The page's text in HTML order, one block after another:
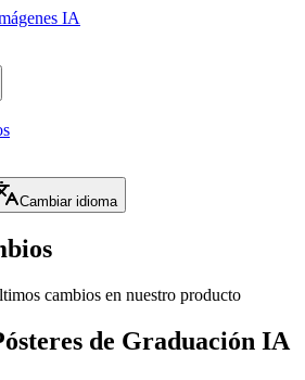
IA
Cambiar idioma
cambios en nuestro producto
de Graduación IA